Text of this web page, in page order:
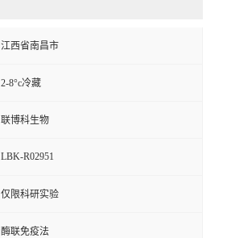
江西省南昌市
2-8°c冷藏
联博科生物
LBK-R02951
仅限科研实验
酶联免疫法